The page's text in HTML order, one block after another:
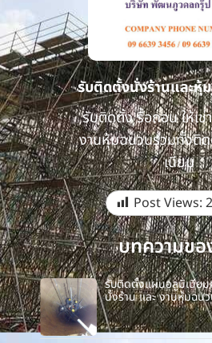
รับติดตั้งนั่งร้านและหุ้
รับติดตั้ง รื้อถอน ให้เช่
งานหุ้มฉนวนรวมทั้งติ
เนียม
Post Views:
บทความขอ
รับติดตั้งแผ่นอลูมิเนียม
นั่งร้าน และ งานหุ้มฉน